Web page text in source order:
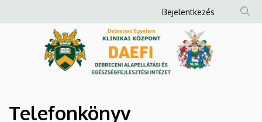
Debreceni
és
a
Anonim
Felhasználói
fiók
menüje
Bejelentkezés
Telefonkönyv